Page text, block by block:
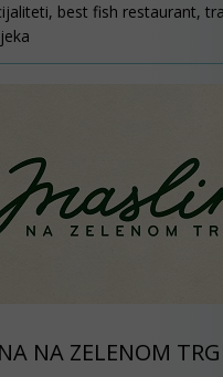
best fish restaurant,
NA ZELENOM